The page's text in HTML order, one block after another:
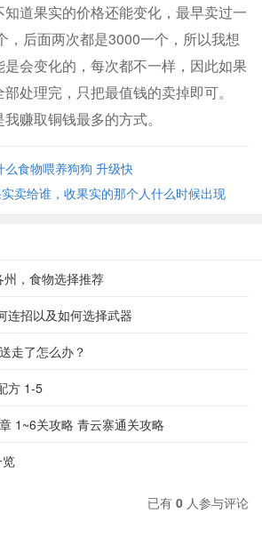
知道果实的价格还能变化，最早卖过一
，后面两次都是3000一个，所以我想
会变化的，每次都不一样，因此如果
处理完，只把最值钱的卖掉即可。
赚取铜钱最多的方式。
么食物喂养狗狗 升级快
卖给谁，收果实的那个人什么时候出现
州，食物选择推荐
连招以及如何选择武器
走了怎么办？
方 1-5
1~6关攻略 青云寨通关攻略
已有 0 人参与评论